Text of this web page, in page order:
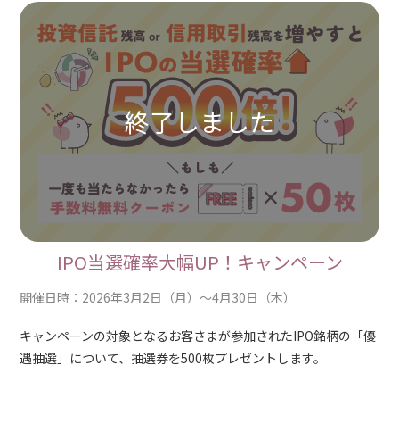
IPO当選確率大幅UP！キャンペーン
開催日時：2026年3月2日（月）～4月30日（木）
キャンペーンの対象となるお客さまが参加されたIPO銘柄の「優
遇抽選」について、抽選券を500枚プレゼントします。